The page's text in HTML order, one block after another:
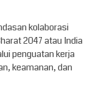
kolaborasi
2047 atau India
penguatan kerja
keamanan, dan